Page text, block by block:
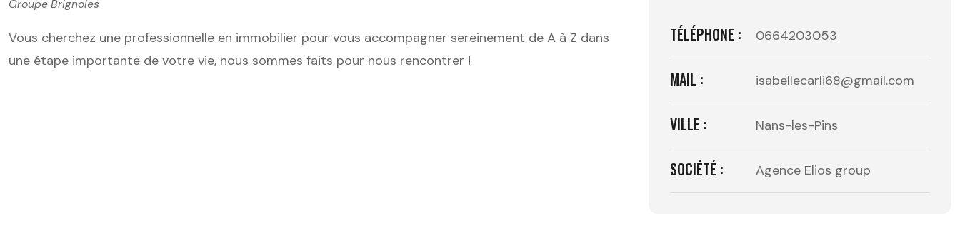
Groupe Brignoles
Vous cherchez une professionnelle en immobilier pour vous accompagner sereinement de A à Z dans
une étape importante de votre vie, nous sommes faits pour nous rencontrer !
TÉLÉPHONE : 0664203053
MAIL : isabellecarli68@gmail.com
VILLE : Nans-les-Pins
SOCIÉTÉ : Agence Elios group